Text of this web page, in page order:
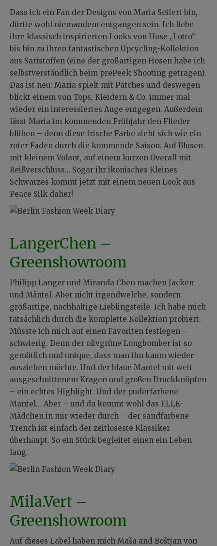
Dass ich ein Fan der Designs von Maria Seifert bin,
dürfte wohl niemandem entgangen sein. Ich liebe
ihre klassisch inspirierten Looks von Hose „Lotto“
bis hin zu ihren fantastischen Upcycling-Kollektion
aus Saristoffen (eine der großartigen Hosen habe ich
selbstverständlich beim prePeek-Shooting getragen).
Das ist neu: Maria spielt mit Patches und deswegen
blickt einem von Tops, Kleidern & Co. immer mal
wieder ein interessiertes Auge entgegen. Außerdem
lässt Maria im kommenden Frühjahr den Flieder
blühen – denn diese frische Farbe zieht sich wie ein
roter Faden durch die kommende Saison. Auf Blusen
mit kleinem Volant, auf einem kurzen Overall mit
Reißverschluss… Sogar ihr ikonisches Kleines
Schwarzes kommt jetzt mit einem neuen Look aus
Peace Silk daher!
LangerChen –
Greenshowroom
Philipp Langer und Miranda Chen machen Jacken
und Mäntel. Aber nicht irgendwelche, sondern
großartige, nachhaltige Lieblingsteile. Ich habe mich
tatsächlich durch die komplette Kollektion probiert.
Müsste ich mich auf einen Favoriten festlegen –
schwierig. Denn der olivgrüne Longbomber ist so
gemütlich und unique, dass man ihn kaum wieder
ausziehen möchte. Und der blaue Mantel mit weit
ausgeschnittenem Kragen und großen Druckknöpfen
– ein echtes Highlight. Und der puderfarbene
Mantel… Aber – und da kommt wohl das ELLE-
Mädchen in mir wieder durch – der sandfarbene
Trench ist einfach der zeitloseste Klassiker
überhaupt. So ein Stück begleitet einen ein Leben
lang.
Mila.Vert –
Greenshowroom
Auf dieses Label haben mich Maša and Boštjan von